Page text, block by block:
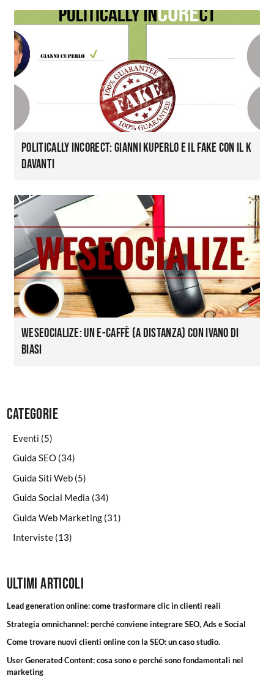
Politically InCOREct: Gianni Kuperlo e il fake con il K
davanti
WeSeocialize: un e-caffè (a distanza) con Ivano Di
Biasi
Categorie
Eventi (5)
Guida SEO(34)
Guida Siti Web(5)
Guida Social Media (34)
Guida Web Marketing(31)
Interviste(13)
Ultimi articoli
Lead generation online: come trasformare clic in clienti reali
Strategia omnichannel: perché conviene integrare SEO, Ads e Social
Come trovare nuovi clienti online con la SEO: un caso studio.
User Generated Content: cosa sono e perché sono fondamentali nel
marketing